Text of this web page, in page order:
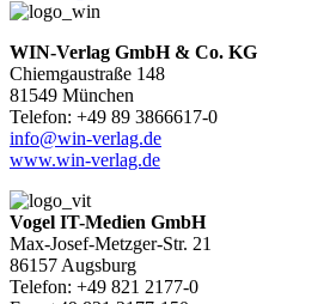
WIN-Verlag GmbH & Co. KG
Chiemgaustraße 148
81549 München
Telefon: +49 89 3866617-0
info@win-verlag.de
www.win-verlag.de
Vogel IT-Medien GmbH
Max-Josef-Metzger-Str. 21
86157 Augsburg
Telefon: +49 821 2177-0